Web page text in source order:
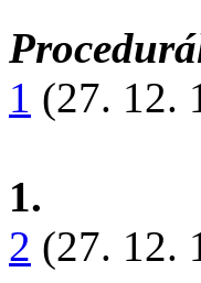
1 (27. 12.
1.
2 (27. 12.